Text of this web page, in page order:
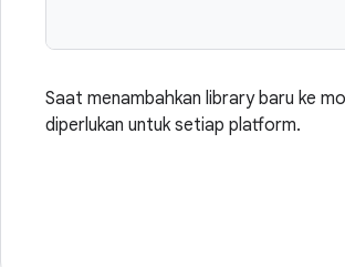
Saat menambahkan library baru ke
diperlukan untuk setiap platform.